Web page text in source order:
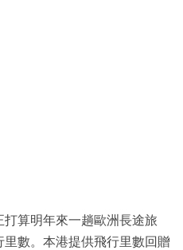
算明年來一趟歐洲長途旅
數。本港提供飛行里數回贈